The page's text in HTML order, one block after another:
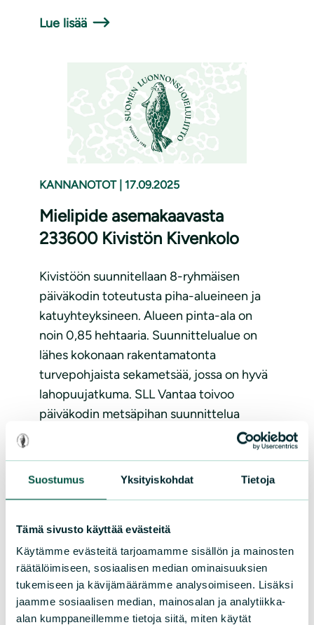
Suostumus Yksityiskohdat Tietoja
Tämä sivusto käyttää evästeitä
Käytämme evästeitä tarjoamamme sisällön ja mainosten
räätälöimiseen, sosiaalisen median ominaisuuksien
tukemiseen ja kävijämäärämme analysoimiseen. Lisäksi
jaamme sosiaalisen median, mainosalan ja analytiikka-
alan kumppaneillemme tietoja siitä, miten käytät
Lue lisää
KANNANOTOT 17.09.2025
Mielipide asemakaavasta
233600 Kivistön Kivenkolo
Kivistöön suunnitellaan 8-ryhmäisen
päiväkodin toteutusta piha-alueineen ja
katuyhteyksineen. Alueen pinta-ala on
noin 0,85 hehtaaria.​ Suunnittelualue on
lähes kokonaan rakentamatonta
turvepohjaista sekametsää, jossa on hyvä
lahopuujatkuma. SLL Vantaa toivoo
päiväkodin metsäpihan suunnittelua
mahdollisimman luonnonmukaisena. Lue
linkistä Vantaan kaupungille jättämämme
mielipide.Linkki lausuntoon
Lue lisää